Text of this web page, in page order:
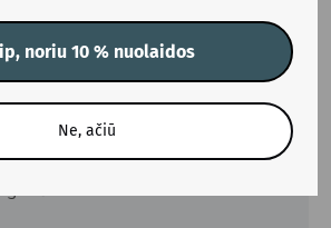
5–7 darbo dienos.
rėmeliai yra tik iliustraciniai ir į
Rėmelį ir rėminimą galima
šiek tiek skirtis nuo realaus
noriu 10 % nuolaidos
Ne, ačiū